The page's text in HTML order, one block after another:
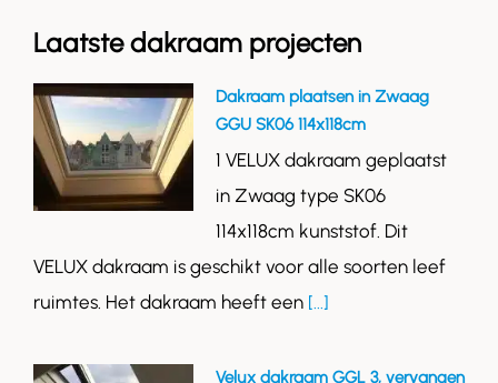
Laatste dakraam projecten
Dakraam plaatsen in Zwaag
GGU SK06 114x118cm
1 VELUX dakraam geplaatst
in Zwaag type SK06
114x118cm kunststof. Dit
VELUX dakraam is geschikt voor alle soorten leef
ruimtes. Het dakraam heeft een [...]
Velux dakraam GGL 3, vervangen